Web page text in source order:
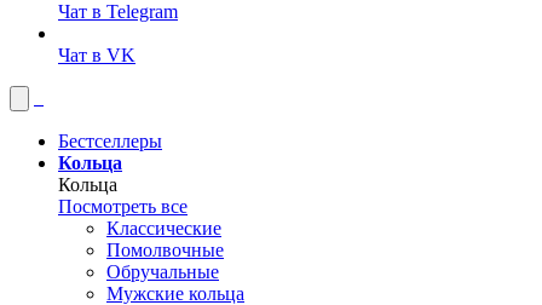
Чат в Telegram
Чат в VK
Бестселлеры
Кольца
Кольца
Посмотреть все
Классические
Помолвочные
Обручальные
Мужские кольца